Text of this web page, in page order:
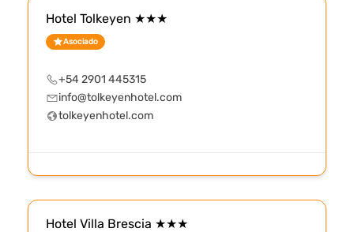
Hotel Tolkeyen ★★★
Asociado
+54 2901 445315
info@tolkeyenhotel.com
tolkeyenhotel.com
Hotel Villa Brescia ★★★